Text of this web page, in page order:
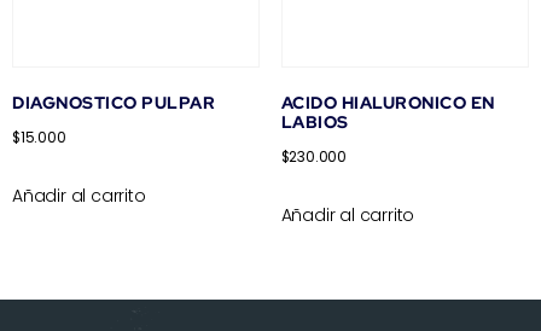
DIAGNOSTICO PULPAR
$15.000
Añadir al carrito
ACIDO HIALURONICO EN
LABIOS
$230.000
Añadir al carrito